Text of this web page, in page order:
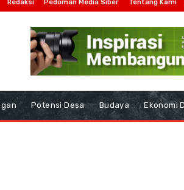
Redaksi Pedoman Media Siber Tentang Kami
Potensi Desa Budaya Ekonomi